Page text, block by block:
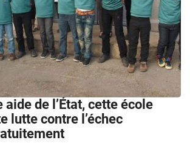
aide de l’État, cette école
lutte contre l’échec